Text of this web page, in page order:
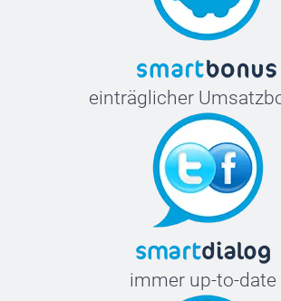
einträglicher
immer up-to-date